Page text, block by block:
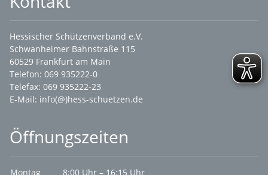
Hessischer Schützenverband e.V.
Schwanheimer Bahnstraße 115
60529 Frankfurt am Main
Telefon: 069 935222-0
Telefax: 069 935222-23
E-Mail: info(@)hess-schuetzen.de
Öffnungszeiten
Montag 8:00 Uhr – 16:15 Uhr